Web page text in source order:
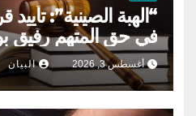
“الهبة الصينية”:
في حق المتهم رفيق
أغسطس 3, 2026 البيان